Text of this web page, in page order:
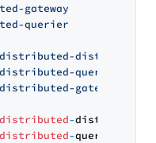
gateway
querier
query-
gateway
distributed-distributor
distributed-query